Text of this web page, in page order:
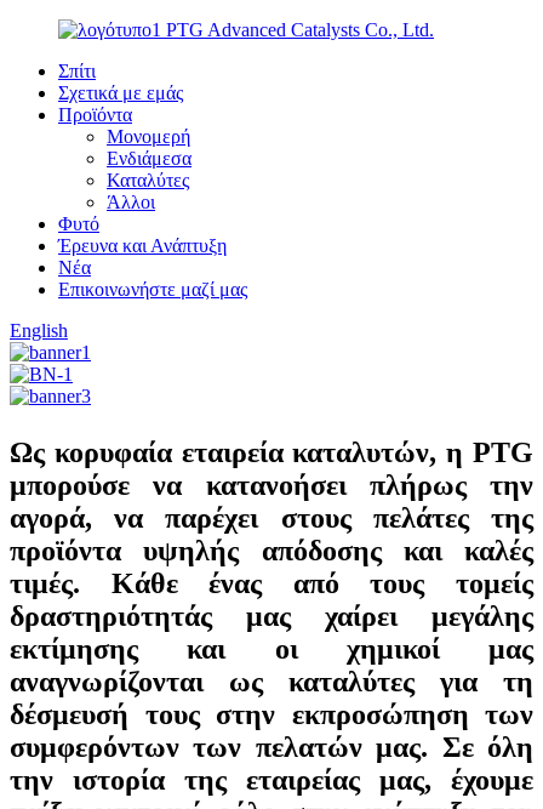
PTG Advanced Catalysts Co., Ltd.
Σπίτι
Σχετικά με εμάς
Προϊόντα
Μονομερή
Ενδιάμεσα
Καταλύτες
Άλλοι
Φυτό
Έρευνα και Ανάπτυξη
Νέα
Επικοινωνήστε μαζί μας
English
Ως κορυφαία εταιρεία καταλυτών, η PTG
μπορούσε να κατανοήσει πλήρως την
αγορά, να παρέχει στους πελάτες της
προϊόντα υψηλής απόδοσης και καλές
τιμές. Κάθε ένας από τους τομείς
δραστηριότητάς μας χαίρει μεγάλης
εκτίμησης και οι χημικοί μας
αναγνωρίζονται ως καταλύτες για τη
δέσμευσή τους στην εκπροσώπηση των
συμφερόντων των πελατών μας. Σε όλη
την ιστορία της εταιρείας μας, έχουμε